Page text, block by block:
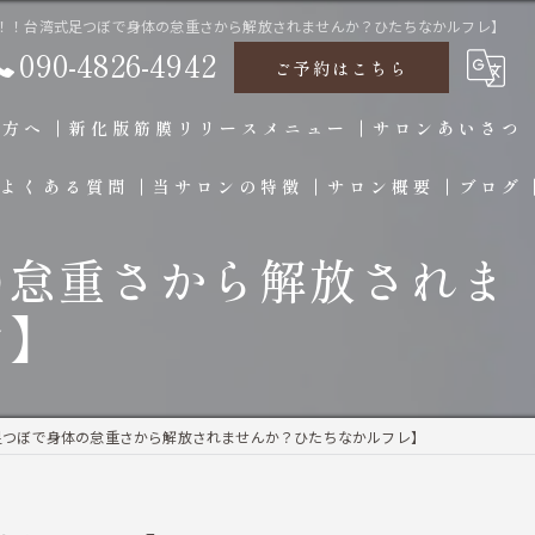
！台湾式足つぼで身体の怠重さから解放されませんか？ひたちなかルフレ】
090-4826-4942 ご予約はこちら
へ 新化版筋膜リリースメニュー サロンあいさつ
よくある質問 当サロンの特徴
脱毛
体質改善
サロン概要 ブログ
重さから解放されま
ぼで身体の怠重さから解放されませんか？ひたちなかルフレ】